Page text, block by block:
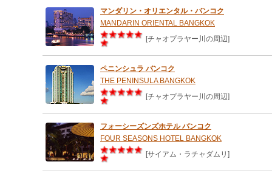
マンダリン・オリエンタル・バンコク
MANDARIN ORIENTAL BANGKOK
[チャオプラヤー川の周辺]
ペニンシュラ バンコク
THE PENINSULA BANGKOK
[チャオプラヤー川の周辺]
フォーシーズンズホテル バンコク
FOUR SEASONS HOTEL BANGKOK
[サイアム・ラチャダムリ]